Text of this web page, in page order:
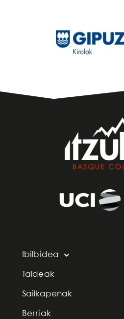
Ibilbidea
Taldeak
Sailkapenak
Berriak